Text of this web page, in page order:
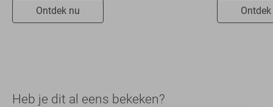
Ontdek nu
Heb je dit al eens bekeken?